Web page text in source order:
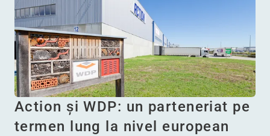
Action și WDP: un parteneriat pe
termen lung la nivel european